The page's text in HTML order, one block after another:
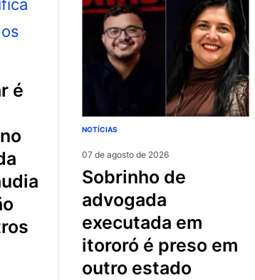
NOTÍCIAS
07 de agosto de 2026
sobrinho de
advogada
executada em
itororó é preso em
outro estado